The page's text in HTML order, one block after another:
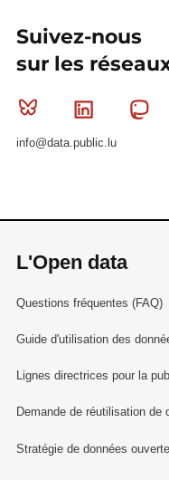
Suivez-nous
sur les
Bluesky Linkedin
info@data.public.lu
L'Open data
Questions fréquentes (FAQ)
Guide d'utilisation des
Lignes directrices pour la
Demande de réutilisation de
Stratégie de données